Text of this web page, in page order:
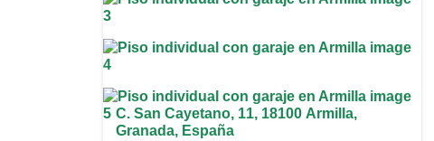
C. San Cayetano, 11, 18100 Armilla,
Granada, España